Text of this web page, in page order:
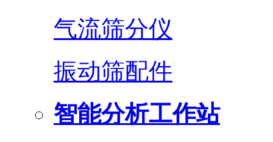
气流筛分仪
振动筛配件
智能分析工作站